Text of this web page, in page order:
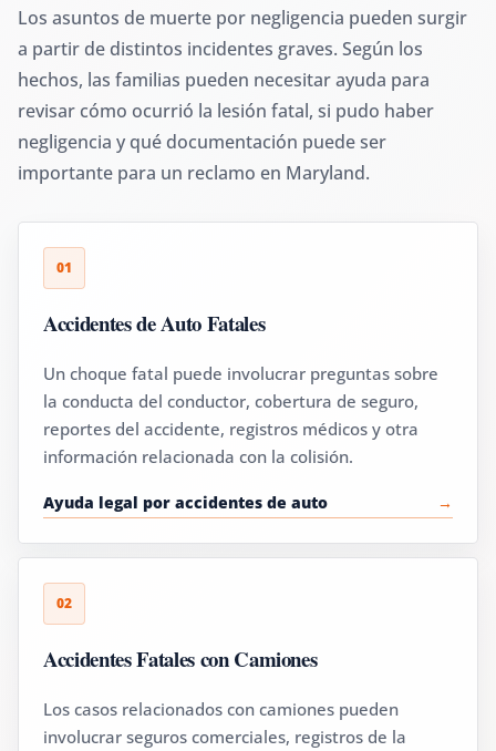
Los asuntos de muerte por negligencia pueden surgir
a partir de distintos incidentes graves. Según los
hechos, las familias pueden necesitar ayuda para
revisar cómo ocurrió la lesión fatal, si pudo haber
negligencia y qué documentación puede ser
importante para un reclamo en Maryland.
01
Accidentes de Auto Fatales
Un choque fatal puede involucrar preguntas sobre
la conducta del conductor, cobertura de seguro,
reportes del accidente, registros médicos y otra
información relacionada con la colisión.
Ayuda legal por accidentes de auto
02
Accidentes Fatales con Camiones
Los casos relacionados con camiones pueden
involucrar seguros comerciales, registros de la